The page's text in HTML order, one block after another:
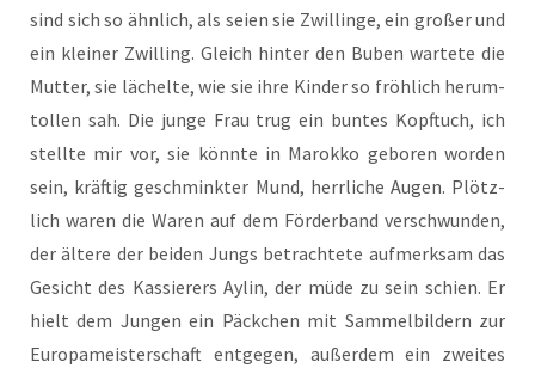
sind sich so ähn­lich, als sei­en sie Zwil­lin­ge, ein gro­ßer und
ein klei­ner Zwil­ling. Gleich hin­ter den Buben war­te­te die
Mut­ter, sie lächel­te, wie sie ihre Kin­der so fröh­lich her­um­
tol­len sah. Die jun­ge Frau trug ein bun­tes Kopf­tuch, ich
stell­te mir vor, sie könn­te in Marok­ko gebo­ren wor­den
sein, kräf­tig geschmink­ter Mund, herr­li­che Augen. Plötz­
lich waren die Waren auf dem För­der­band ver­schwun­den,
der älte­re der bei­den Jungs betrach­te­te auf­merk­sam das
Gesicht des Kas­sie­rers Aylin, der müde zu sein schien. Er
hielt dem Jun­gen ein Päck­chen mit Sam­mel­bil­dern zur
Euro­pa­meis­ter­schaft ent­ge­gen, außer­dem ein zwei­tes